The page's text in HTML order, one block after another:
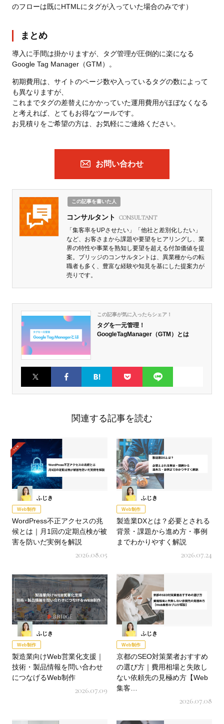
のフローは既にHTMLにタグが入っていた場合のみです）
まとめ
導入に手間は掛かりますが、タグ管理が圧倒的に楽になる
Google Tag Manager（GTM）。
初期費用は、サイトのページ数や入っているタグの数によって
も異なりますが、
これまでタグの差替えにかかっていた運用費用がほぼなくなる
と考えれば、とてもお得なツールです。
お見積りをご希望の方は、お気軽にご連絡ください。
お問い合わせ
この記事を書いた人
コンサルタント
CONSULTANT
「集客率をUPさせたい」「他社と差別化したい」
など、お客さまから課題や要望をヒアリングし、業
界の特性や事業を熟知し要望を超える付加価値を提
案。ブリッジのコンサルタントは、異業種からの転
職者も多く、豊富な経験や知見を基にした提案力が
売りです。
この記事が気に入ったらシェア！
タグを一元管理！
GoogleTagManager（GTM）とは
ク
関連する記事を読む
ふじき
Web制作
WordPress不正アクセスの兆
候とは｜月1回の定期点検が被
害を防いだ実例を解説
2026.08.05
ふじき
Web制作
製造業DXとは？必要とされる
背景・課題から進め方・事例
までわかりやすく解説
2026.07.24
ふじき
Web制作
製造業向けWeb営業化支援｜
技術・製品情報を問い合わせ
につなげるWeb制作
2026.07.09
ふじき
Web制作
京都のSEO対策業者おすすめ
の選び方｜費用相場と失敗し
ない依頼先の見極め方【Web
集客…
2026.07.08